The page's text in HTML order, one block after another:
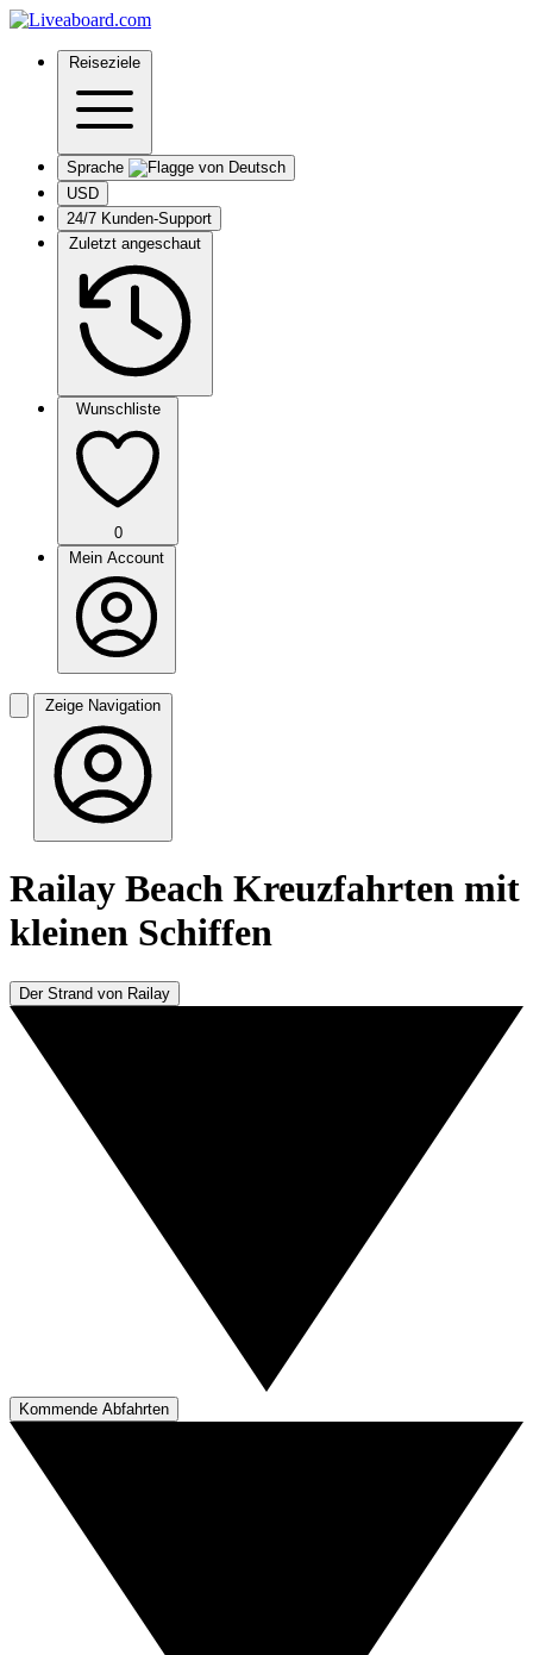
Reiseziele
Sprache
USD
24/7 Kunden-Support
Zuletzt angeschaut
Wunschliste
0
Mein Account
Zeige Navigation
Railay Beach Kreuzfahrten mit
kleinen Schiffen
Der Strand von Railay
Kommende Abfahrten